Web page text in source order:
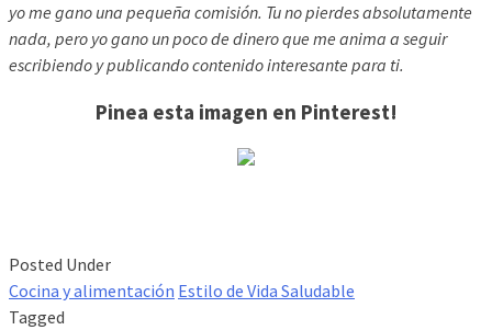
yo me gano una pequeña comisión. Tu no pierdes absolutamente
nada, pero yo gano un poco de dinero que me anima a seguir
escribiendo y publicando contenido interesante para ti.
Pinea esta imagen en Pinterest!
Posted Under
Cocina y alimentación Estilo de Vida Saludable
Tagged